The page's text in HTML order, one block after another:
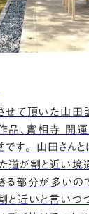
せて頂いた山
品、實相寺 開
す。 山田さんと
道が割と近い境
る部分が多いの
と近いと言いつ